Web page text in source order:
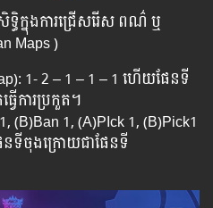
ធិក្នុងការជ្រើសរើស ពណ៌ ឬ
Maps )
1- 2 – 1 – 1 – 1 ហើយផែនទី
ការប្រកួត។
(B)Ban 1, (A)PIck 1, (B)Pick1
នទីចុងក្រោយជាផែនទី